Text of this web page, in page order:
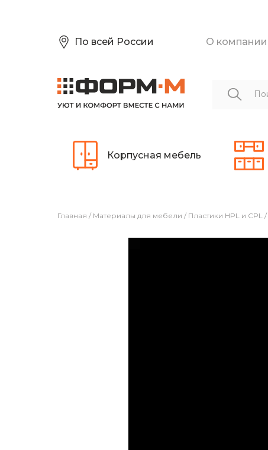
По всей России О компании
Корпусная мебель
Главная / Материалы для мебели / Пластики HPL и CPL /